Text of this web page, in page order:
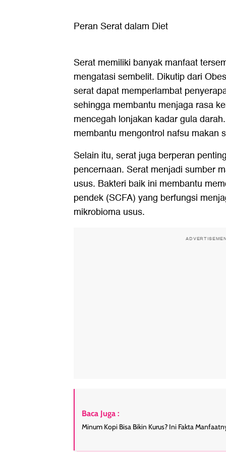
Peran Serat dalam Diet
Serat memiliki banyak manfaat
mengatasi sembelit. Dikutip dari
serat dapat memperlambat
sehingga membantu menjaga rasa
mencegah lonjakan kadar gula
membantu mengontrol nafsu makan
Selain itu, serat juga berperan
pencernaan. Serat menjadi sumber
usus. Bakteri baik ini membantu
pendek (SCFA) yang berfungsi
mikrobioma usus.
Baca Juga :
Minum Kopi Bisa Bikin Kurus? Ini Fakta